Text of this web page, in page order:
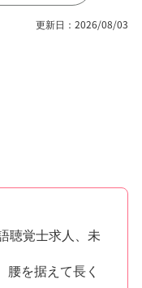
更新日：2026/08/03
聴覚士求人、未
を据えて長く